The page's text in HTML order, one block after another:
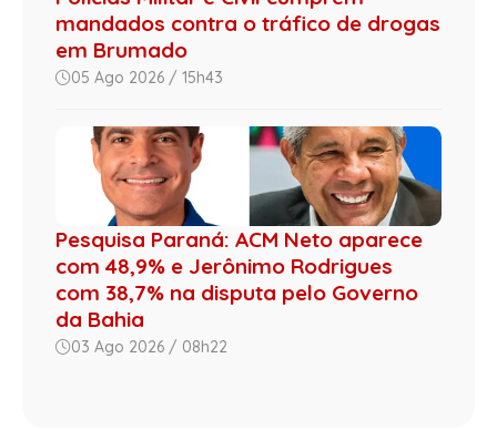
mandados contra o tráfico de drogas
em Brumado
05 Ago 2026 / 15h43
Pesquisa Paraná: ACM Neto aparece
com 48,9% e Jerônimo Rodrigues
com 38,7% na disputa pelo Governo
da Bahia
03 Ago 2026 / 08h22